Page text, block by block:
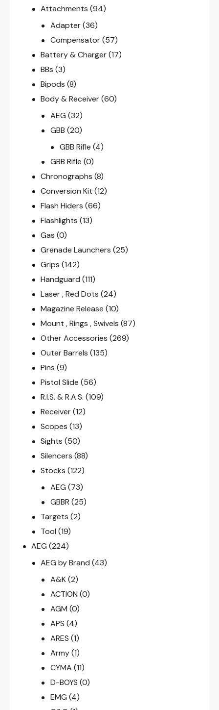
Attachments (94)
Adapter (36)
Compensator (57)
Battery & Charger (17)
BBs (3)
Bipods (8)
Body & Receiver (60)
AEG (32)
GBB (20)
GBB Rifle (4)
GBB Rifle (0)
Chronographs (8)
Conversion Kit (12)
Flash Hiders (66)
Flashlights (13)
Gas (0)
Grenade Launchers (25)
Grips (142)
Handguard (111)
Laser , Red Dots (24)
Magazine Release (10)
Mount , Rings , Swivels (87)
Other Accessories (269)
Outer Barrels (135)
Pins (9)
Pistol Slide (56)
R.I.S. & R.A.S. (109)
Receiver (12)
Scopes (13)
Sights (50)
Silencers (88)
Stocks (122)
AEG (73)
GBBR (25)
Targets (2)
Tool (19)
AEG (224)
AEG by Brand (43)
A&K (2)
ACTION (0)
AGM (0)
APS (4)
ARES (1)
Army (1)
CYMA (11)
D-BOYS (0)
EMG (4)